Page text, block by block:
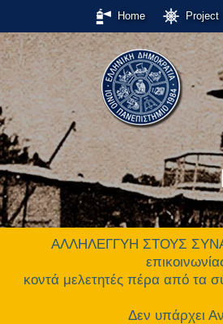
Home Project
ΑΛΛΗΛΕΓΓΥΗ ΣΤΟΥΣ
κοντά μελετητές πέρα από τα
Δεν υπάρχει